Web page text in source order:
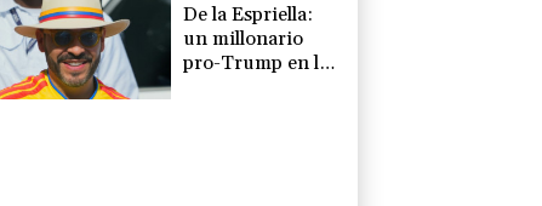
De la Espriella:
un millonario
pro-Trump en la